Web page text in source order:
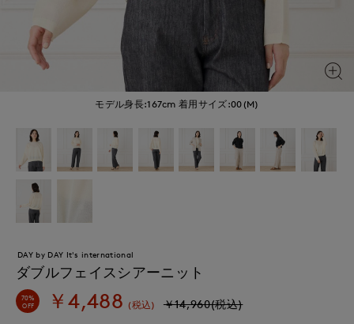
モデル身長:167cm 着用サイズ:00(M)
DAY by DAY It's international
ダブルフェイスシアーニット
70%
OFF ￥4,488 (税込) ￥14,960(税込)